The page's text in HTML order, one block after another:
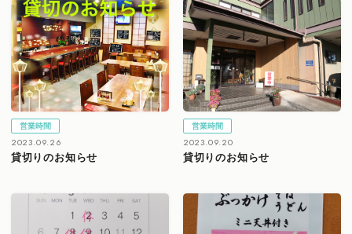
営業時間
2023.09.26
貸切りのお知らせ
営業時間
2023.09.20
貸切りのお知らせ